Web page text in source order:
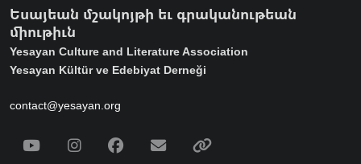
Եսայեան մշակոյթի եւ գրականութեան
միութիւն
Yesayan Culture and Literature Association
Yesayan Kültür ve Edebiyat Derneği
contact@yesayan.org
Social Media
YoutubeInstagramFacebook
Email